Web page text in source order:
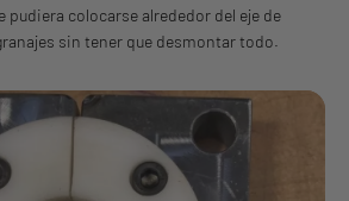
pudiera colocarse alrededor del eje de
sin tener que desmontar todo.